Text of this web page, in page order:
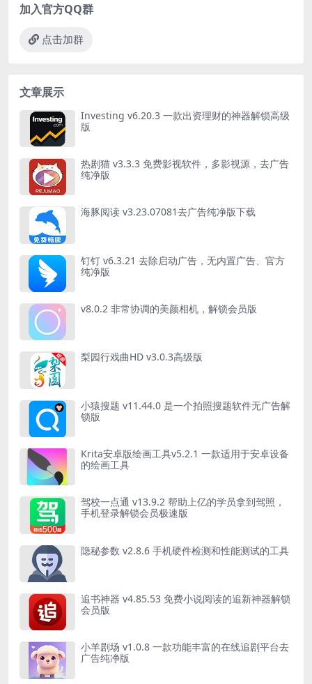
加入官方QQ群
点击加群
文章展示
Investing v6.20.3 一款出资理财的神器解锁高级
版
热剧猫 v3.3.3 免费影视软件，多影视源，去广告
纯净版
海豚阅读 v3.23.07081去广告纯净版下载
钉钉 v6.3.21 去除启动广告，无内置广告、官方
纯净版
v8.0.2 非常协调的美颜相机，解锁会员版
梨园行戏曲HD v3.0.3高级版
小猿搜题 v11.44.0 是一个拍照搜题软件无广告解
锁版
Krita安卓版绘画工具v5.2.1 一款适用于安卓设备
的绘画工具
驾校一点通 v13.9.2 帮助上亿的学员拿到驾照，
手机登录解锁会员极速版
隐秘参数 v2.8.6 手机硬件检测和性能测试的工具
追书神器 v4.85.53 免费小说阅读的追新神器解锁
会员版
小羊剧场 v1.0.8 一款功能丰富的在线追剧平台去
广告纯净版